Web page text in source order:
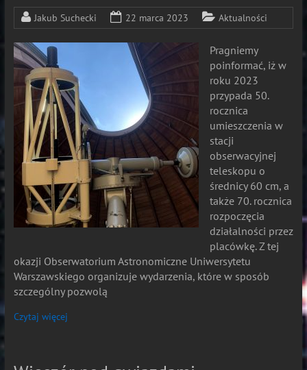
Jakub Suchecki 22 marca 2023 Aktualności
Pragniemy
poinformać, iż w
roku 2023
przypada 50.
rocznica
umieszczenia w
stacji
obserwacyjnej
teleskopu o
średnicy 60 cm, a
także 70. rocznica
rozpoczęcia
działalności przez
placówkę. Z tej
okazji Obserwatorium Astronomiczne Uniwersytetu
Warszawskiego organizuje wydarzenia, które w sposób
szczególny pozwolą
Czytaj więcej